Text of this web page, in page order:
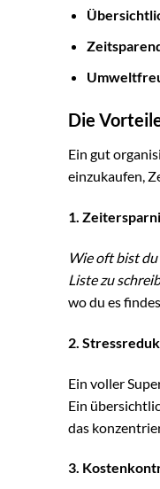
Die
Ein gut
einzukaufen,
1.
Wie oft bist du
Liste zu
wo du es
2.
Ein voller
Ein
das
3.